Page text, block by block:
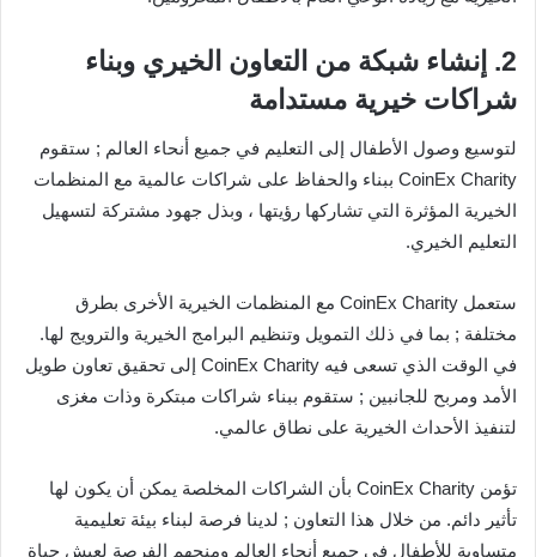
2. إنشاء شبكة من التعاون الخيري وبناء
شراكات خيرية مستدامة
لتوسيع وصول الأطفال إلى التعليم في جميع أنحاء العالم ; ستقوم
CoinEx Charity ببناء والحفاظ على شراكات عالمية مع المنظمات
الخيرية المؤثرة التي تشاركها رؤيتها ، وبذل جهود مشتركة لتسهيل
التعليم الخيري.
ستعمل CoinEx Charity مع المنظمات الخيرية الأخرى بطرق
مختلفة ; بما في ذلك التمويل وتنظيم البرامج الخيرية والترويج لها.
في الوقت الذي تسعى فيه CoinEx Charity إلى تحقيق تعاون طويل
الأمد ومربح للجانبين ; ستقوم ببناء شراكات مبتكرة وذات مغزى
لتنفيذ الأحداث الخيرية على نطاق عالمي.
تؤمن CoinEx Charity بأن الشراكات المخلصة يمكن أن يكون لها
تأثير دائم. من خلال هذا التعاون ; لدينا فرصة لبناء بيئة تعليمية
متساوية للأطفال في جميع أنحاء العالم ومنحهم الفرصة لعيش حياة